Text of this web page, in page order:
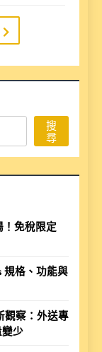
搜
尋
免稅限定
規格、功能與
觀察：外送專
少